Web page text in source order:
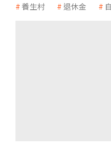
養生村 退休金